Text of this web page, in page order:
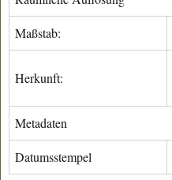
Maßstab:
Herkunft:
Metadaten
Datumsstempel